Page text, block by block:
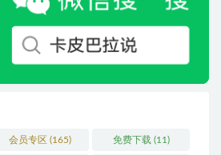
会员专区 (165) 免费下载 (11)